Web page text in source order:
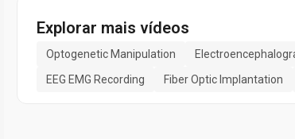
Explorar mais vídeos
Optogenetic Manipulation
EEG EMG Recording
Fiber Optic Implantation